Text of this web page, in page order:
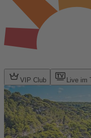
VIP Club Live im